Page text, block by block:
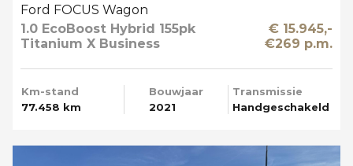
Ford FOCUS Wagon
1.0 EcoBoost Hybrid 155pk
Titanium X Business
€ 15.945,-
€269 p.m.
Km-stand
77.458 km
Bouwjaar
2021
Transmissie
Handgeschakeld